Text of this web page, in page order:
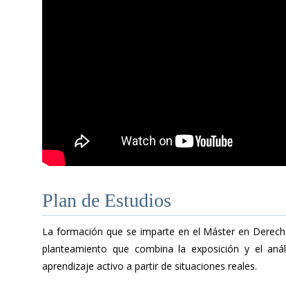
Plan de Estudios
La formación que se imparte en el Máster en
planteamiento que combina la exposición y el
aprendizaje activo a partir de situaciones reales.